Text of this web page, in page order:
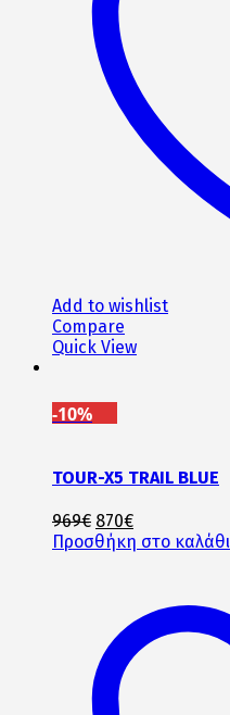
Add to wishlist
Compare
Quick View
-10%
TOUR-X5 TRAIL BLUE
969€ Original
price
870€Η
τρέχουσα
870€.
Προσθήκη στο καλάθι